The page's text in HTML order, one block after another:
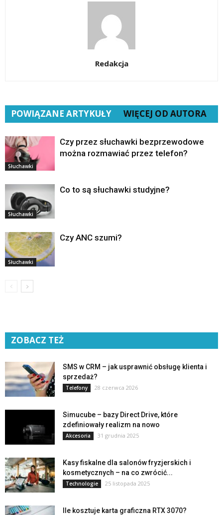
Redakcja
POWIĄZANE ARTYKUŁY WIĘCEJ OD AUTORA
Słuchawki
Czy przez słuchawki bezprzewodowe
można rozmawiać przez telefon?
Słuchawki
Co to są słuchawki studyjne?
Słuchawki
Czy ANC szumi?
ZOBACZ TEŻ
SMS w CRM – jak usprawnić obsługę klienta i
sprzedaż?
Telefony 28 czerwca 2026
Simucube – bazy Direct Drive, które
zdefiniowały realizm na nowo
Akcesoria 31 grudnia 2025
Kasy fiskalne dla salonów fryzjerskich i
kosmetycznych – na co zwrócić...
Technologie 25 listopada 2025
Ile kosztuje karta graficzna RTX 3070?